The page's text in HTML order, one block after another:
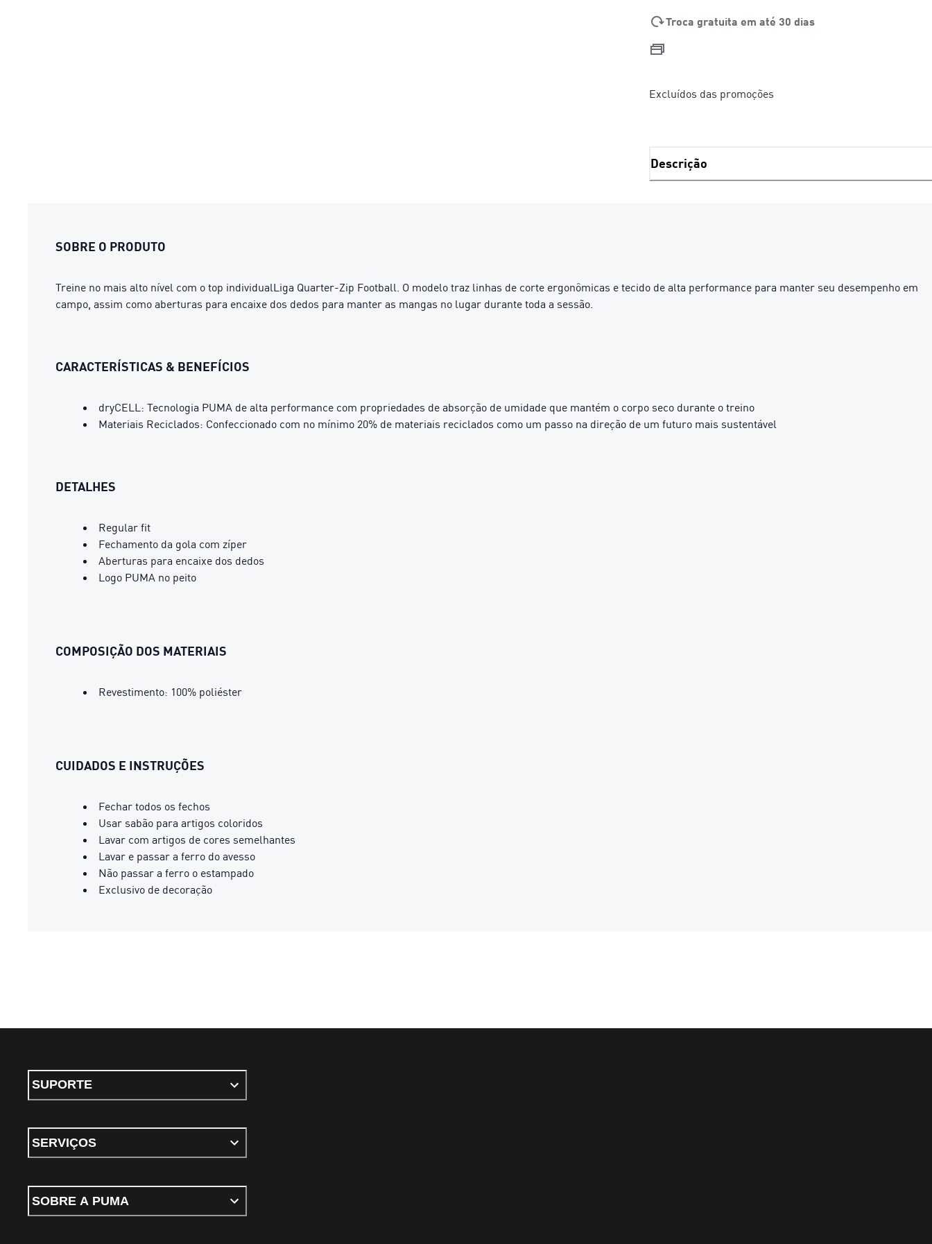
Troca gratuita em até 30 dias
Excluídos das promoções
Descrição
SOBRE O PRODUTO
Treine no mais alto nível com o top individualLiga Quarter-Zip Football. O modelo traz linhas de corte ergonômicas e tecido de alta performance para manter seu desempenho em
campo, assim como aberturas para encaixe dos dedos para manter as mangas no lugar durante toda a sessão.
CARACTERÍSTICAS & BENEFÍCIOS
dryCELL: Tecnologia PUMA de alta performance com propriedades de absorção de umidade que mantém o corpo seco durante o treino
Materiais Reciclados: Confeccionado com no mínimo 20% de materiais reciclados como um passo na direção de um futuro mais sustentável
DETALHES
Regular fit
Fechamento da gola com zíper
Aberturas para encaixe dos dedos
Logo PUMA no peito
COMPOSIÇÃO DOS MATERIAIS
Revestimento: 100% poliéster
CUIDADOS E INSTRUÇÕES
Fechar todos os fechos
Usar sabão para artigos coloridos
Lavar com artigos de cores semelhantes
Lavar e passar a ferro do avesso
Não passar a ferro o estampado
Exclusivo de decoração
SUPORTE
SERVIÇOS
SOBRE A PUMA